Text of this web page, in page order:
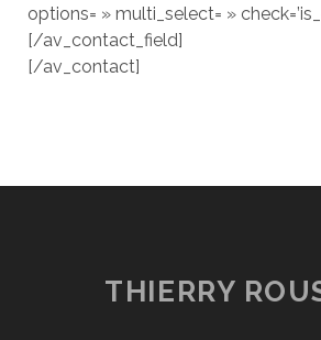
options= » multi_select= »
[/av_contact_field]
[/av_contact]
THIERRY